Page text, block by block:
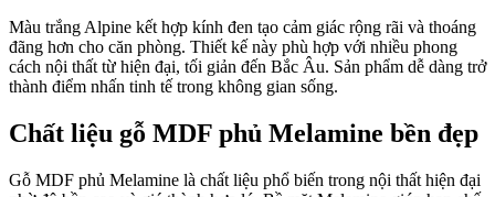
Màu trắng Alpine kết hợp kính đen tạo cảm giác rộng rãi và thoáng
đãng hơn cho căn phòng. Thiết kế này phù hợp với nhiều phong
cách nội thất từ hiện đại, tối giản đến Bắc Âu. Sản phẩm dễ dàng trở
thành điểm nhấn tinh tế trong không gian sống.
Chất liệu gỗ MDF phủ Melamine bền đẹp
Gỗ MDF phủ Melamine là chất liệu phổ biến trong nội thất hiện đại